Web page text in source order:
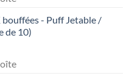
bouffées - Puff Jetable /
de 10)